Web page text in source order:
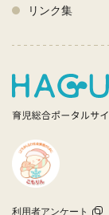
リンク集
利用者アンケート